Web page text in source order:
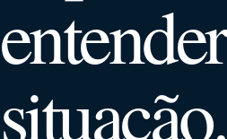
situação.